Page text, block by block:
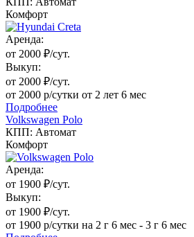
Комфорт
Аренда:
от 2000 ₽/сут.
Выкуп:
от 2000 ₽/сут.
от 2000 р/сутки от 2 лет 6 мес
Подробнее
Volkswagen Polo
КПП: Автомат
Комфорт
Аренда:
от 1900 ₽/сут.
Выкуп:
от 1900 ₽/сут.
от 1900 р/сутки на 2 г 6 мес - 3 г 6 мес